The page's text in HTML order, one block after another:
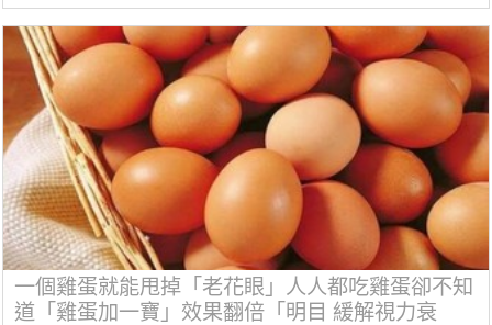
一個雞蛋就能甩掉「老花眼」人人都吃雞蛋卻不知
道「雞蛋加一寶」效果翻倍「明目 緩解視力衰